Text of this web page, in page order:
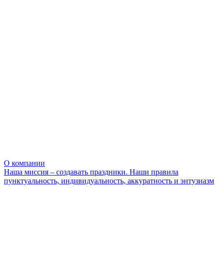
О компании
Наша миссия – создавать праздники. Наши правила
пунктуальность, индивидуальность, аккуратность и энтузиазм